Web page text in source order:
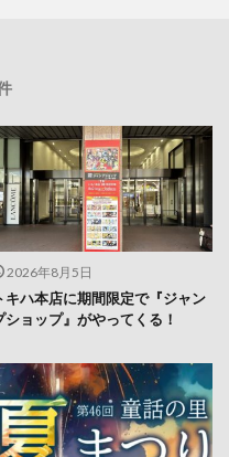
2026年8月5日
キハ本店に期間限定で『ジャン
ショップ』がやってくる！